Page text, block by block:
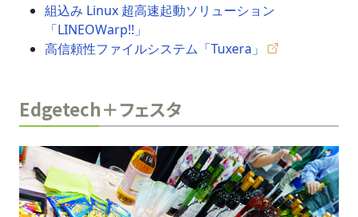
組込み Linux 超高速起動ソリューション
「LINEOWarp!!」
高信頼性ファイルシステム「Tuxera」
Edgetech＋フェスタ